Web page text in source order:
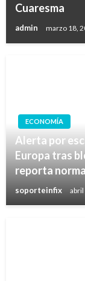
Cuaresma
admin marzo 18,
ECONOMÍA
Alerta por
Europa tras
reporta
soporteinfix